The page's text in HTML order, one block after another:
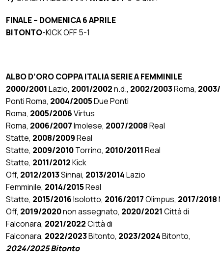
FINALE – DOMENICA 6 APRILE
BITONTO-KICK OFF 5-1
ALBO D’ORO COPPA ITALIA SERIE A FEMMINILE
2000/2001Lazio, 2001/2002n.d., 2002/2003Roma,
Ponti Roma, 2004/2005Due Ponti
Roma, 2005/2006Virtus
Roma, 2006/2007Imolese, 2007/2008Real
Statte, 2008/2009Real
Statte, 2009/2010Torrino, 2010/2011Real
Statte, 2011/2012Kick
Off, 2012/2013Sinnai, 2013/2014Lazio
Femminile, 2014/2015Real
Statte, 2015/2016Isolotto, 2016/2017Olimpus, 2017/2018
Off, 2019/2020non assegnato, 2020/2021Città di
Falconara, 2021/2022Città di
Falconara, 2022/2023Bitonto, 2023/2024Bitonto,
2024/2025 Bitonto